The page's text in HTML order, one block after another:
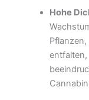
Hohe
entfalten,